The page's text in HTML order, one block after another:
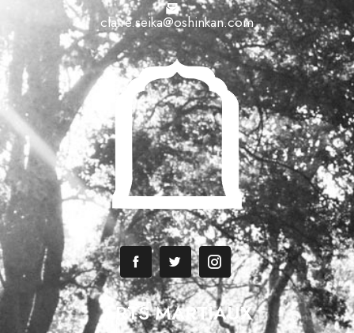
claire.seika@oshinkan.com
ARTS MARTIAUX